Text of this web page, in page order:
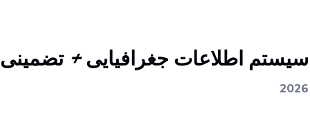
سیستم اطلاعات جغرافیایی + تضمینی